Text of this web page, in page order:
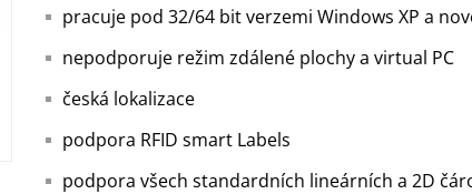
pracuje pod 32/64 bit verzemi Windows XP a
nepodporuje režim zdálené plochy a virtual PC
česká lokalizace
podpora RFID smart Labels
podpora všech standardních lineárních a 2D